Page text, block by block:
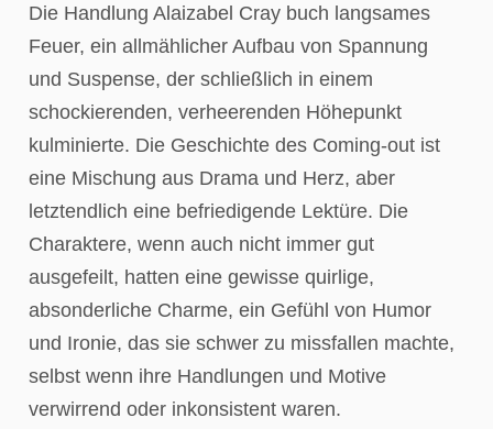
Die Handlung Alaizabel Cray buch langsames
Feuer, ein allmählicher Aufbau von Spannung
und Suspense, der schließlich in einem
schockierenden, verheerenden Höhepunkt
kulminierte. Die Geschichte des Coming-out ist
eine Mischung aus Drama und Herz, aber
letztendlich eine befriedigende Lektüre. Die
Charaktere, wenn auch nicht immer gut
ausgefeilt, hatten eine gewisse quirlige,
absonderliche Charme, ein Gefühl von Humor
und Ironie, das sie schwer zu missfallen machte,
selbst wenn ihre Handlungen und Motive
verwirrend oder inkonsistent waren.